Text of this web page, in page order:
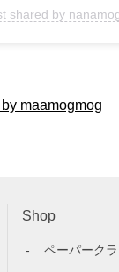
maamogmog
Shop
ペーパークラ